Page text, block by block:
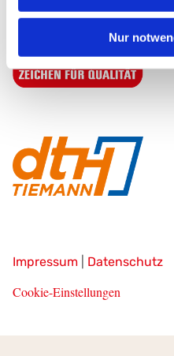
Nur
Impressum Datenschutz
Cookie-Einstellungen